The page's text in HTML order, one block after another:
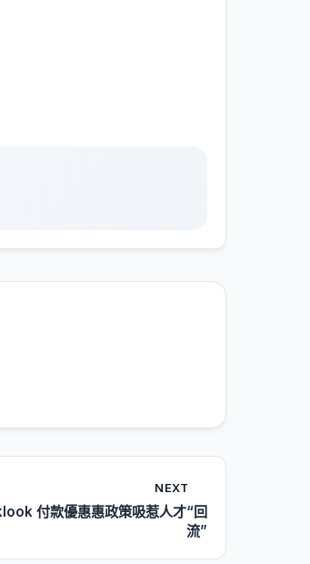
NEXT
付款優惠惠政策吸惹人才“回
流”